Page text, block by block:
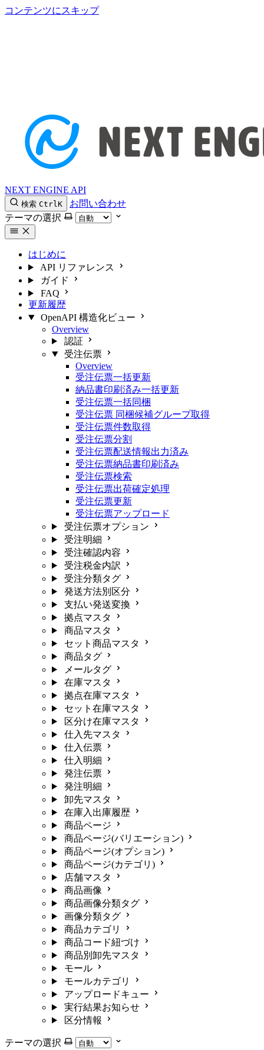
コンテンツにスキップ
NEXT ENGINE API
検索 CtrlK
お問い合わせ
テーマの選択
はじめに
API リファレンス
ガイド
FAQ
更新履歴
OpenAPI 構造化ビュー
Overview
認証
受注伝票
Overview
受注伝票一括更新
納品書印刷済み一括更新
受注伝票一括同梱
受注伝票 同梱候補グループ取得
受注伝票件数取得
受注伝票分割
受注伝票配送情報出力済み
受注伝票納品書印刷済み
受注伝票検索
受注伝票出荷確定処理
受注伝票更新
受注伝票アップロード
受注伝票オプション
受注明細
受注確認内容
受注税金内訳
受注分類タグ
発送方法別区分
支払い発送変換
拠点マスタ
商品マスタ
セット商品マスタ
商品タグ
メールタグ
在庫マスタ
拠点在庫マスタ
セット在庫マスタ
区分け在庫マスタ
仕入先マスタ
仕入伝票
仕入明細
発注伝票
発注明細
卸先マスタ
在庫入出庫履歴
商品ページ
商品ページ(バリエーション)
商品ページ(オプション)
商品ページ(カテゴリ)
店舗マスタ
商品画像
商品画像分類タグ
画像分類タグ
商品カテゴリ
商品コード紐づけ
商品別卸先マスタ
モール
モールカテゴリ
アップロードキュー
実行結果お知らせ
区分情報
テーマの選択